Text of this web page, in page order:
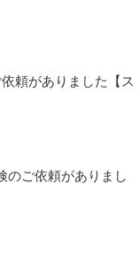
頼がありました【ス
のご依頼がありまし